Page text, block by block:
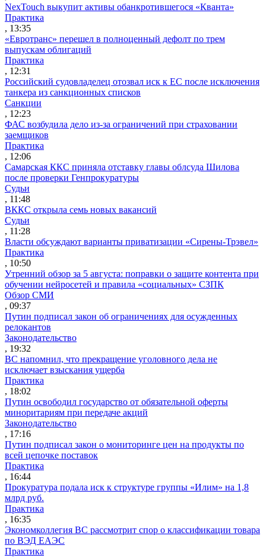
NexTouch выкупит активы обанкротившегося «Кванта»
Практика
, 13:35
«Евротранс» перешел в полноценный дефолт по трем
выпускам облигаций
Практика
, 12:31
Российский судовладелец отозвал иск к ЕС после исключения
танкера из санкционных списков
Санкции
, 12:23
ФАС возбудила дело из-за ограничений при страховании
заемщиков
Практика
, 12:06
Самарская ККС приняла отставку главы облсуда Шилова
после проверки Генпрокуратуры
Судьи
, 11:48
ВККС открыла семь новых вакансий
Судьи
, 11:28
Власти обсуждают варианты приватизации «Сирены-Трэвел»
Практика
, 10:50
Утренний обзор за 5 августа: поправки о защите контента при
обучении нейросетей и правила «социальных» СЗПК
Обзор СМИ
, 09:37
Путин подписал закон об ограничениях для осужденных
релокантов
Законодательство
, 19:32
ВС напомнил, что прекращение уголовного дела не
исключает взыскания ущерба
Практика
, 18:02
Путин освободил государство от обязательной оферты
миноритариям при передаче акций
Законодательство
, 17:16
Путин подписал закон о мониторинге цен на продукты по
всей цепочке поставок
Практика
, 16:44
Прокуратура подала иск к структуре группы «Илим» на 1,8
млрд руб.
Практика
, 16:35
Экономколлегия ВС рассмотрит спор о классификации товара
по ВЭД ЕАЭС
Практика